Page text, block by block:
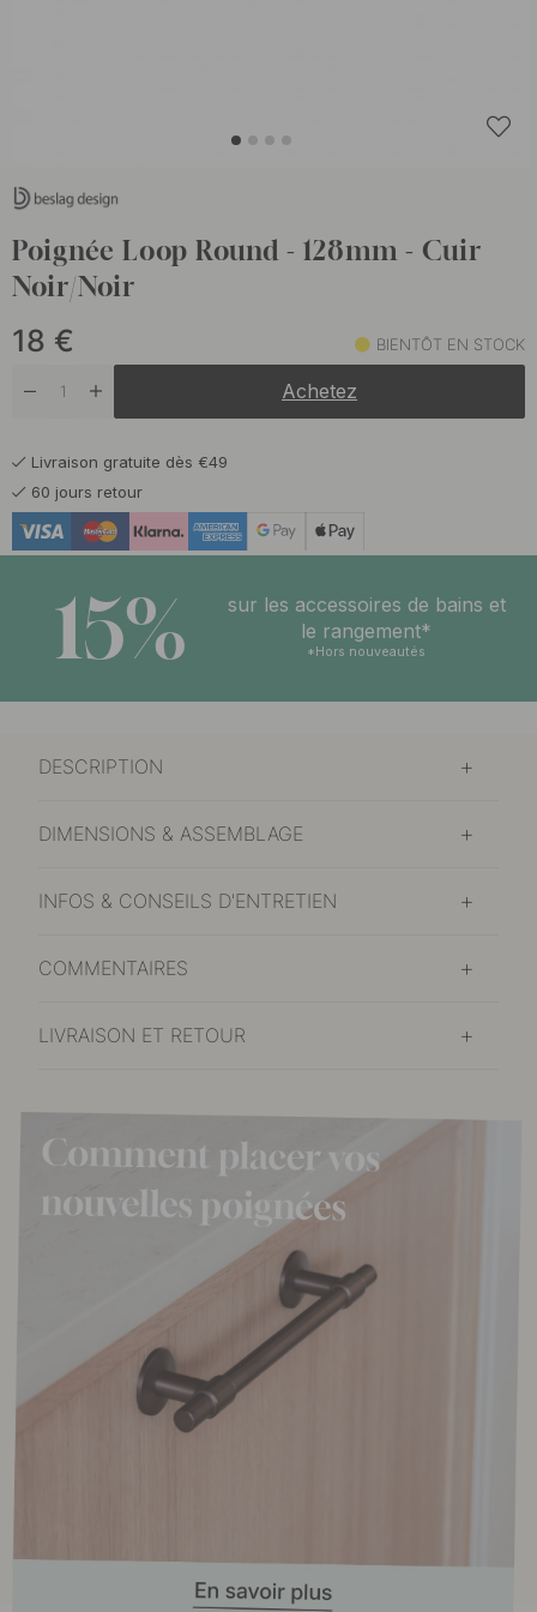
Poignée Loop Round - 128mm - Cuir
Noir/Noir
18 € BIENTÔT EN STOCK
Achetez
Livraison gratuite dès €49
60 jours retour
15%
sur les accessoires de bains et
le rangement*
*Hors nouveautés
DESCRIPTION
DIMENSIONS & ASSEMBLAGE
INFOS & CONSEILS D'ENTRETIEN
COMMENTAIRES
LIVRAISON ET RETOUR